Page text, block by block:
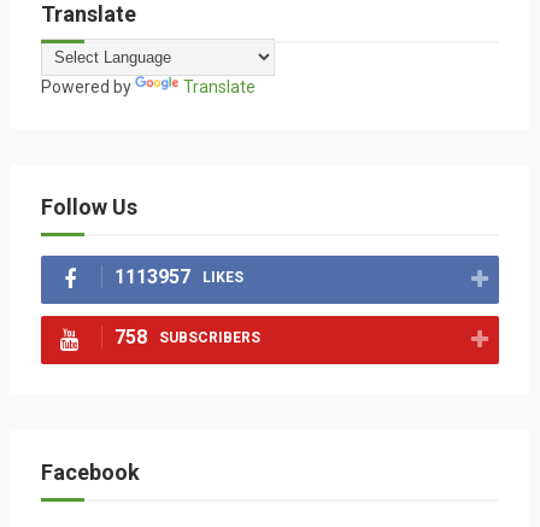
Translate
Powered by Translate
Follow Us
1113957 LIKES
758 SUBSCRIBERS
Facebook